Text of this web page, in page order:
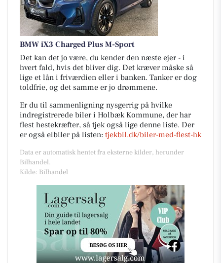
BMW iX3 Charged Plus M-Sport
Det kan det jo være, du kender den næste ejer - i
hvert fald, hvis det bliver dig. Det kræver måske så
lige et lån i friværdien eller i banken. Tanker er dog
toldfrie, og det samme er jo drømmene.
Er du til sammenligning nysgerrig på hvilke
indregistrerede biler i Holbæk Kommune, der har
flest hestekræfter, så tjek også lige denne liste. Der
er også elbiler på listen: tjekbil.dk/biler-med-flest-hk
Data er automatisk hentet fra eksterne kilder, herunder
Bilhandel.
Kilde: Bilhandel